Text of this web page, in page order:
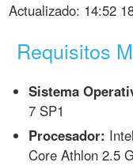
Actualizado: 14:52
Requisitos
Sistema
7 SP1
Procesador:
Core Athlon 2.5